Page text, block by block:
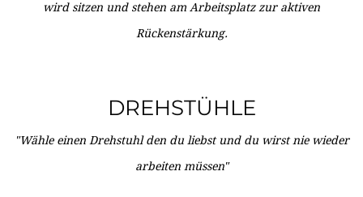
wird sitzen und stehen am Arbeitsplatz zur aktiven
Rückenstärkung.
DREHSTÜHLE
"Wähle einen Drehstuhl den du liebst und du wirst nie wieder
arbeiten müssen"